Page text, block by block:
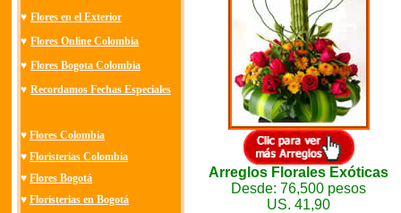
♥ Flores en el Exterior
♥ Flores Online Colombia
♥ Flores Bogota Colombia
♥ Recordamos Fechas Especiales
♥ Flores Colombia
♥ Floristerias Colombia
♥ Flores Bogotá
♥ Floristerias en Bogotá
Arreglos Florales Exóticas
Desde: 76,500 pesos
US. 41,90